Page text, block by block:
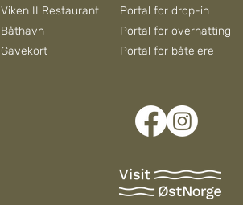
Viken II Restaurant
Båthavn
Gavekort
Portal for drop-in
Portal for overnatting
Portal for båteiere